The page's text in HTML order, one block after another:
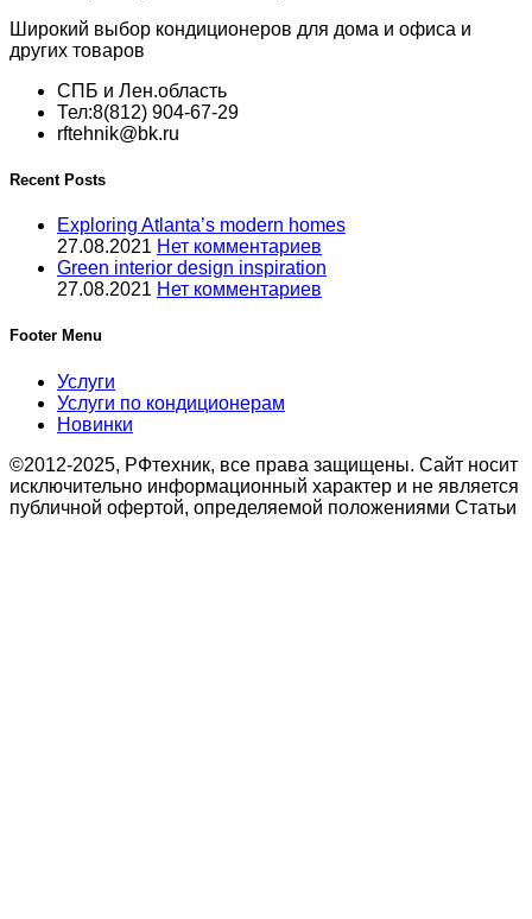
Широкий выбор кондиционеров для дома и офиса и
других товаров
СПБ и Лен.область
Тел:8(812) 904-67-29
rftehnik@bk.ru
Recent Posts
Exploring Atlanta’s modern homes
27.08.2021 Нет комментариев
Green interior design inspiration
27.08.2021 Нет комментариев
Footer Menu
Услуги
Услуги по кондиционерам
Новинки
©2012-2025, РФтехник, все права защищены. Сайт носит
исключительно информационный характер и не является
публичной офертой, определяемой положениями Статьи